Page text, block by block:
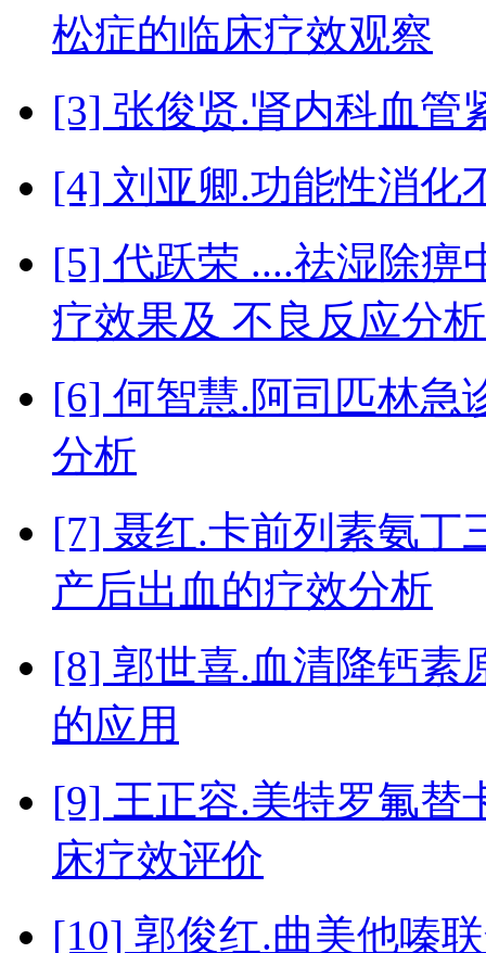
松症的临床疗效观察
[3] 张俊贤.肾内科血管
[4] 刘亚卿.功能性消化
[5] 代跃荣 ....祛湿除痹
疗效果及 不良反应分
[6] 何智慧.阿司匹林急
分析
[7] 聂红.卡前列素氨丁
产后出血的疗效分析
[8] 郭世喜.血清降钙素
的应用
[9] 王正容.美特罗氟替
床疗效评价
[10] 郭俊红.曲美他嗪